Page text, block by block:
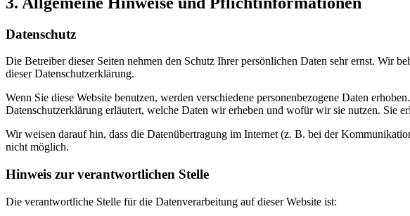
Datenschutz
Die Betreiber dieser Seiten nehmen den Schutz Ihrer persönlichen Daten sehr ernst. Wir
dieser Datenschutzerklärung.
Wenn Sie diese Website benutzen, werden verschiedene personenbezogene Daten
Datenschutzerklärung erläutert, welche Daten wir erheben und wofür wir sie nutzen. Sie
Wir weisen darauf hin, dass die Datenübertragung im Internet (z. B. bei der
nicht möglich.
Hinweis zur verantwortlichen Stelle
Die verantwortliche Stelle für die Datenverarbeitung auf dieser Website ist: